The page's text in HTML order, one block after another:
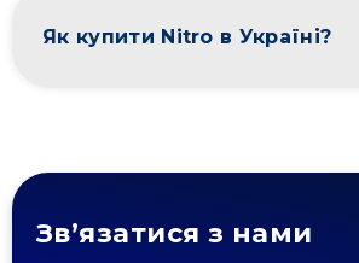
Як купити Nitro в Україні?
Зв’язатися з нами